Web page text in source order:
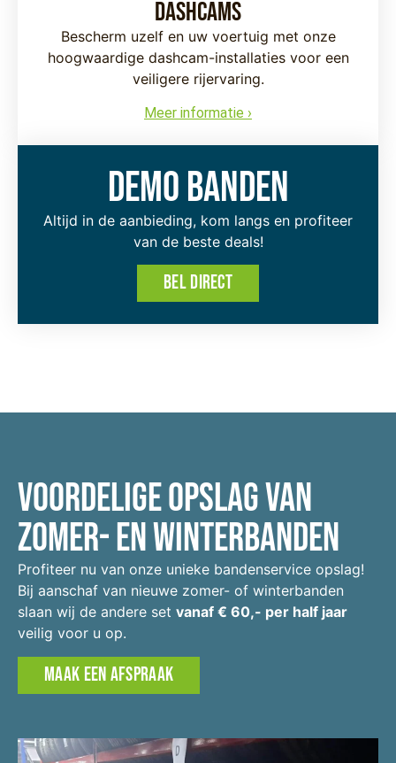
Dashcams
Bescherm uzelf en uw voertuig met onze
hoogwaardige dashcam-installaties voor een
veiligere rijervaring.
Meer informatie ›
Demo banden
Altijd in de aanbieding, kom langs en profiteer
van de beste deals!
BEL DIRECT
Voordelige opslag van
Zomer- en winterbanden
Profiteer nu van onze unieke bandenservice opslag!
Bij aanschaf van nieuwe zomer- of winterbanden
slaan wij de andere set vanaf € 60,- per half jaar
veilig voor u op.
MAAK EEN AFSPRAAK